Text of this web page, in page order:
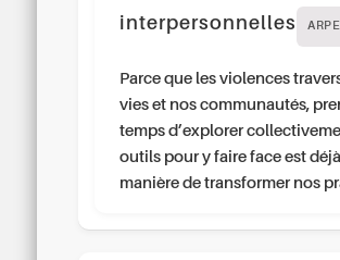
interpersonnelles
Parce que les violences
vies et nos communautés,
temps d’explorer
outils pour y faire face est
manière de transformer nos